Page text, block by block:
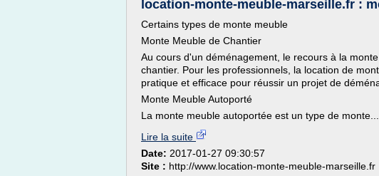
location-monte-meuble-marseille.fr :
Certains types de monte meuble
Monte Meuble de Chantier
Au cours d'un déménagement, le recours à la
chantier. Pour les professionnels, la location de
pratique et efficace pour réussir un projet de
Monte Meuble Autoporté
La monte meuble autoportée est un type de monte...
Lire la suite
Date: 2017-01-27 09:30:57
Site : http://www.location-monte-meuble-marseille.fr